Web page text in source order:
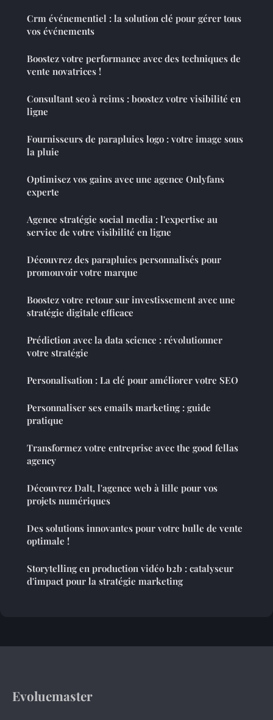
Crm événementiel : la solution clé pour gérer tous
vos événements
Boostez votre performance avec des techniques de
vente novatrices !
Consultant seo à reims : boostez votre visibilité en
ligne
Fournisseurs de parapluies logo : votre image sous
la pluie
Optimisez vos gains avec une agence Onlyfans
experte
Agence stratégie social media : l'expertise au
service de votre visibilité en ligne
Découvrez des parapluies personnalisés pour
promouvoir votre marque
Boostez votre retour sur investissement avec une
stratégie digitale efficace
Prédiction avec la data science : révolutionner
votre stratégie
Personalisation : La clé pour améliorer votre SEO
Personnaliser ses emails marketing : guide
pratique
Transformez votre entreprise avec the good fellas
agency
Découvrez Dalt, l'agence web à lille pour vos
projets numériques
Des solutions innovantes pour votre bulle de vente
optimale !
Storytelling en production vidéo b2b : catalyseur
d'impact pour la stratégie marketing
Evoluemaster